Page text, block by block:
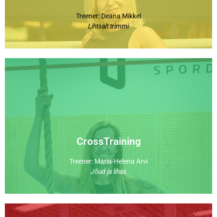
Treener: Deana Mikkel
Lihtsalt trimmi
Zumba
CrossTraining
Treener: Maria-Helena Arvi
Jõud ja lihas
CrossTraining
CrossTraining on mitmekülgne treening, mis kasutab
keharaskust ja erinevaid vahendeid. Jõu, vastupidavuse
ja osavuse kombineerimine muudab selle tõhusaks,
pakkudes väljakutseid ja aidates saavutada tugeva